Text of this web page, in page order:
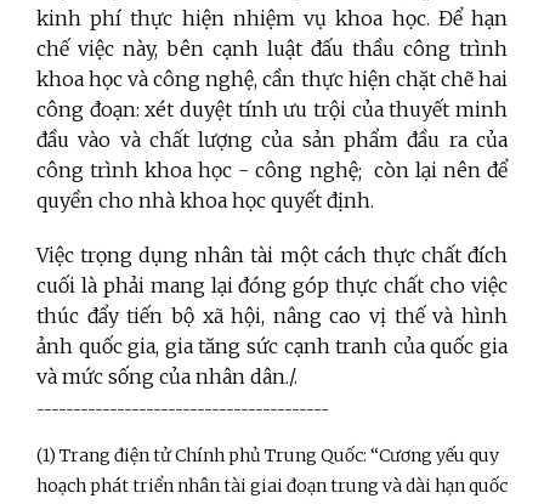
kinh phí thực hiện nhiệm vụ khoa học. Để hạn
chế việc này, bên cạnh luật đấu thầu công trình
khoa học và công nghệ, cần thực hiện chặt chẽ hai
công đoạn: xét duyệt tính ưu trội của thuyết minh
đầu vào và chất lượng của sản phẩm đầu ra của
công trình khoa học - công nghệ; còn lại nên để
quyền cho nhà khoa học quyết định.
Việc trọng dụng nhân tài một cách thực chất đích
cuối là phải mang lại đóng góp thực chất cho việc
thúc đẩy tiến bộ xã hội, nâng cao vị thế và hình
ảnh quốc gia, gia tăng sức cạnh tranh của quốc gia
và mức sống của nhân dân./.
----------------------------------------
(1) Trang điện tử Chính phủ Trung Quốc: “Cương yếu quy
hoạch phát triển nhân tài giai đoạn trung và dài hạn quốc